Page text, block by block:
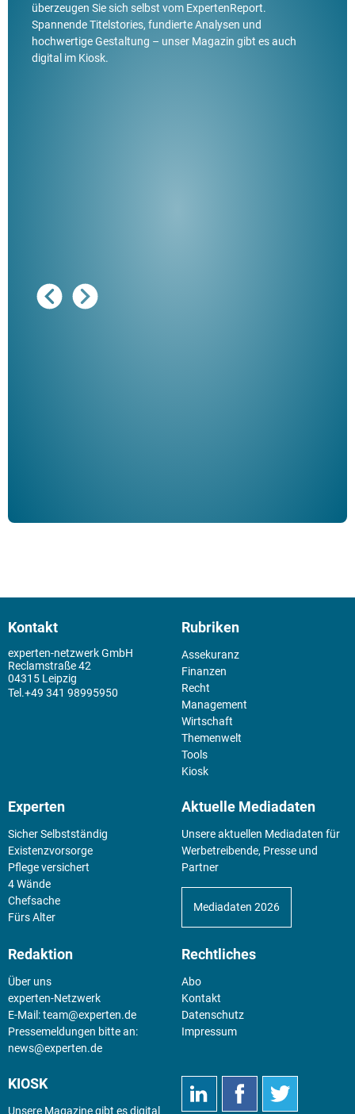
überzeugen Sie sich selbst vom ExpertenReport.
Spannende Titelstories, fundierte Analysen und
hochwertige Gestaltung – unser Magazin gibt es auch
digital im Kiosk.
Kontakt
experten-netzwerk GmbH
Reclamstraße 42
04315 Leipzig
+49 341 98995950
Rubriken
Assekuranz
Finanzen
Recht
Management
Wirtschaft
Themenwelt
Tools
Kiosk
Experten
Sicher Selbstständig
Existenz­vorsorge
Pflege versichert
4 Wände
Chefsache
Fürs Alter
Aktuelle Mediadaten
Unsere aktuellen Mediadaten für
Werbetreibende, Presse und
Partner
Mediadaten 2026
Redaktion
Über uns
experten-Netzwerk
E-Mail:team@experten.de
Pressemeldungen bitte an:
news@experten.de
Rechtliches
Abo
Kontakt
Datenschutz
Impressum
KIOSK
Unsere Magazine gibt es digital